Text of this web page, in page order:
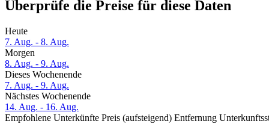
Überprüfe die Preise für diese Daten
Heute
7. Aug. - 8. Aug.
Morgen
8. Aug. - 9. Aug.
Dieses Wochenende
7. Aug. - 9. Aug.
Nächstes Wochenende
14. Aug. - 16. Aug.
Empfohlene Unterkünfte Preis (aufsteigend) Entfernung